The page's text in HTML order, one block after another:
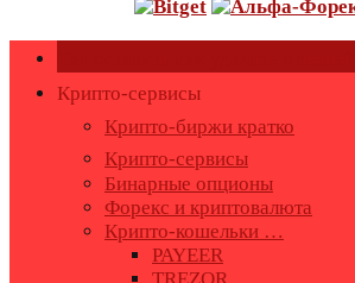
Крипто-сервисы
Крипто-биржи кратко
Крипто-сервисы
Бинарные опционы
Форекс и криптовалюта
Крипто-кошельки …
PAYEER